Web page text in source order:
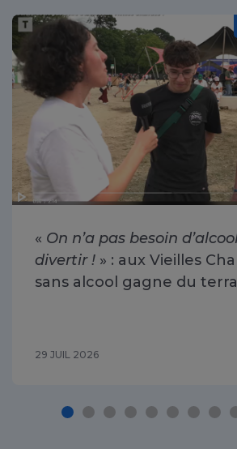
« On n’a pas besoin
divertir ! » : aux Vieilles
sans alcool gagne du
29 JUIL 2026